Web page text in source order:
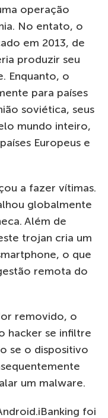
operação
No entato, o
em 2013, de
produzir seu
Enquanto, o
para países
soviética, seus
mundo inteiro,
Europeus e
a fazer vítimas.
globalmente
Além de
trojan cria um
o que
remota do
removido, o
hacker se infiltre
se o dispositivo
um malware.
foi